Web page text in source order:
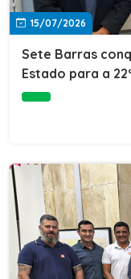
15/07/2026
Sete Barras
Estado para a